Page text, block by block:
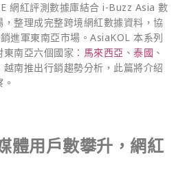
網紅評測數據庫結合 i-Buzz Asia 數
整理成完整跨境網紅數據資料，協
進軍東南亞市場。AsiaKOL 本系列
南亞六個國家： 馬來西亞 、泰國 、
越南推出行銷趨勢分析，此篇將介紹
體用戶數攀升，網紅